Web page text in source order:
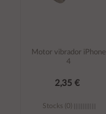
Motor vibrador iPhone
4
2,35 €
Stocks (0)